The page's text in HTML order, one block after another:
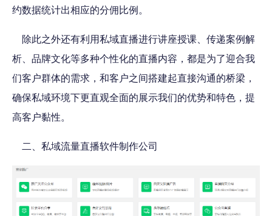
约数据统计出相应的分佣比例。
除此之外还有利用私域直播进行讲座授课、传递案例解
析、品牌文化等多种个性化的直播内容，都是为了迎合我
们客户群体的需求，和客户之间搭建起直接沟通的桥梁，
确保私域环境下更直观全面的展示我们的优势和特色，提
高客户黏性。
二、私域流量直播软件制作公司